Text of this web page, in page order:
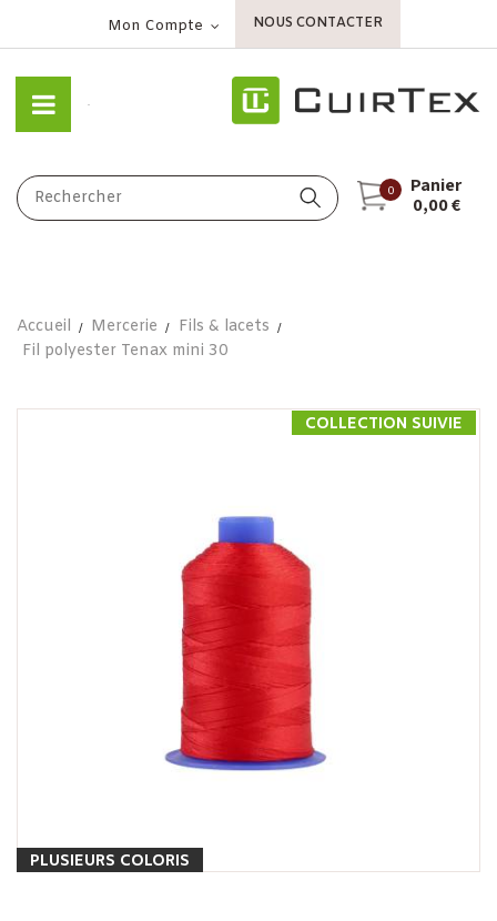
Mon Compte NOUS CONTACTER
0
Panier
0,00 €
Accueil Mercerie
Fils & lacets
Fil polyester Tenax mini 30
PLUSIEURS COLORIS
COLLECTION SUIVIE